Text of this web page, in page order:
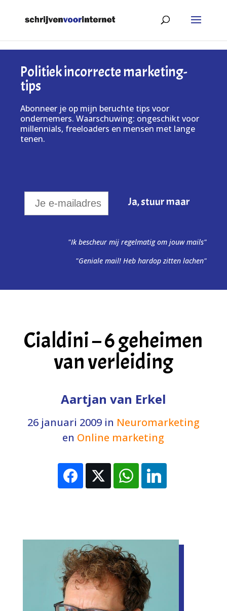
Politiek incorrecte marketing-
tips
Abonneer je op mijn beruchte tips voor
ondernemers. Waarschuwing: ongeschikt voor
millennials, freeloaders en mensen met lange
tenen.
"Ik bescheur mij regelmatig om jouw mails"
"Geniale mail! Heb hardop zitten lachen"
Cialdini – 6 geheimen
van verleiding
Aartjan van Erkel
26 januari 2009in Neuromarketing
en Online marketing